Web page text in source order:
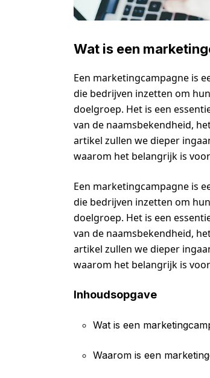
Wat is een
Een marketingcampagne is
die bedrijven inzetten om
doelgroep. Het is een
van de naamsbekendheid,
artikel zullen we dieper
waarom het belangrijk is
Een marketingcampagne is
die bedrijven inzetten om
doelgroep. Het is een
van de naamsbekendheid,
artikel zullen we dieper
waarom het belangrijk is
Inhoudsopgave
Wat is een
Waarom is een